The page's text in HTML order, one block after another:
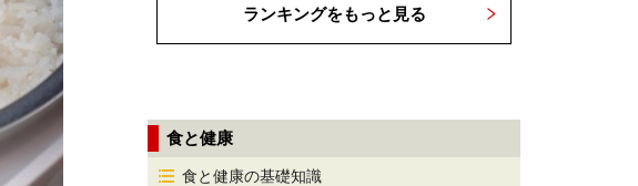
ランキングをもっと見る
食と健康
食と健康の基礎知識